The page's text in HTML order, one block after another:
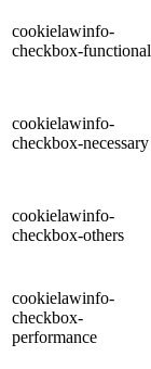
cookielawinfo-
checkbox-functional
cookielawinfo-
checkbox-necessary
cookielawinfo-
checkbox-others
cookielawinfo-
checkbox-
performance